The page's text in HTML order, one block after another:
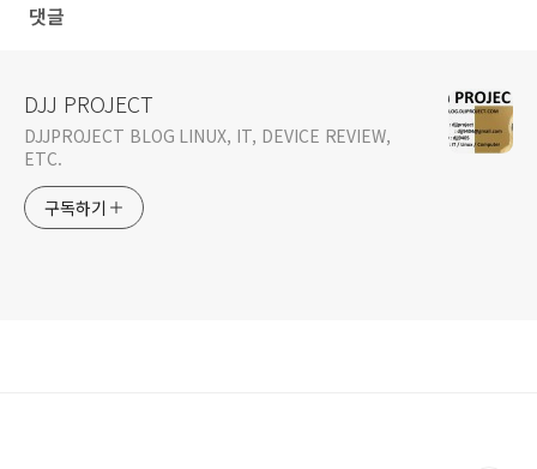
댓글
DJJ PROJECT
DJJPROJECT BLOG LINUX, IT, DEVICE REVIEW,
ETC.
구독하기